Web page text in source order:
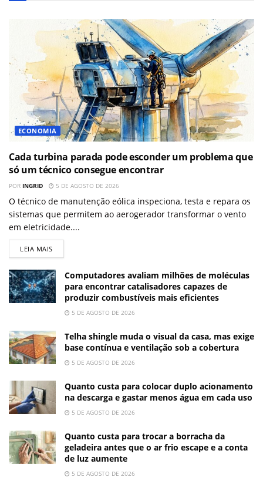
ECONOMIA
Cada turbina parada pode esconder um problema que
só um técnico consegue encontrar
POR INGRID 5 DE AGOSTO DE 2026
O técnico de manutenção eólica inspeciona, testa e repara os
sistemas que permitem ao aerogerador transformar o vento
em eletricidade....
LEIA MAIS
Computadores avaliam milhões de moléculas
para encontrar catalisadores capazes de
produzir combustíveis mais eficientes
5 DE AGOSTO DE 2026
Telha shingle muda o visual da casa, mas exige
base contínua e ventilação sob a cobertura
5 DE AGOSTO DE 2026
Quanto custa para colocar duplo acionamento
na descarga e gastar menos água em cada uso
5 DE AGOSTO DE 2026
Quanto custa para trocar a borracha da
geladeira antes que o ar frio escape e a conta
de luz aumente
5 DE AGOSTO DE 2026